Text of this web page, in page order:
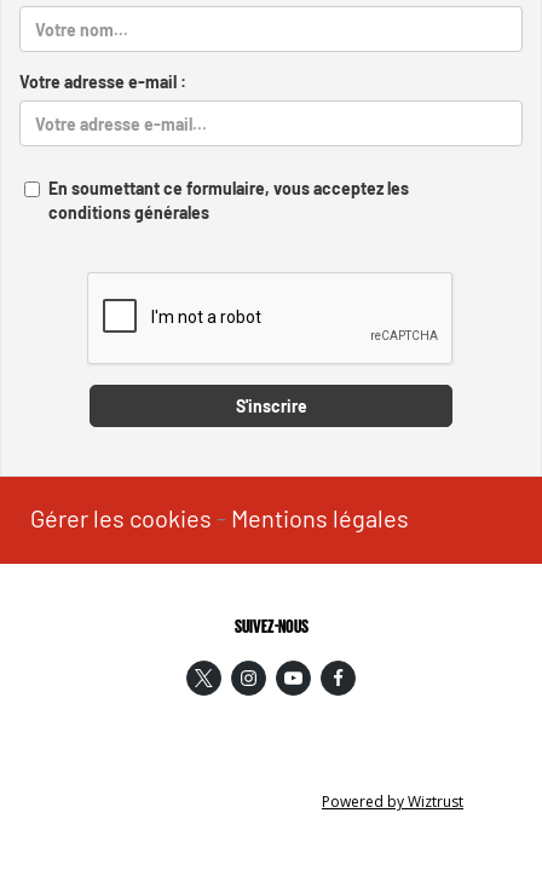
Votre adresse e-mail :
En soumettant ce formulaire, vous acceptez les
conditions générales
S'inscrire
Gérer les cookies - Mentions légales
SUIVEZ-NOUS
Powered by Wiztrust